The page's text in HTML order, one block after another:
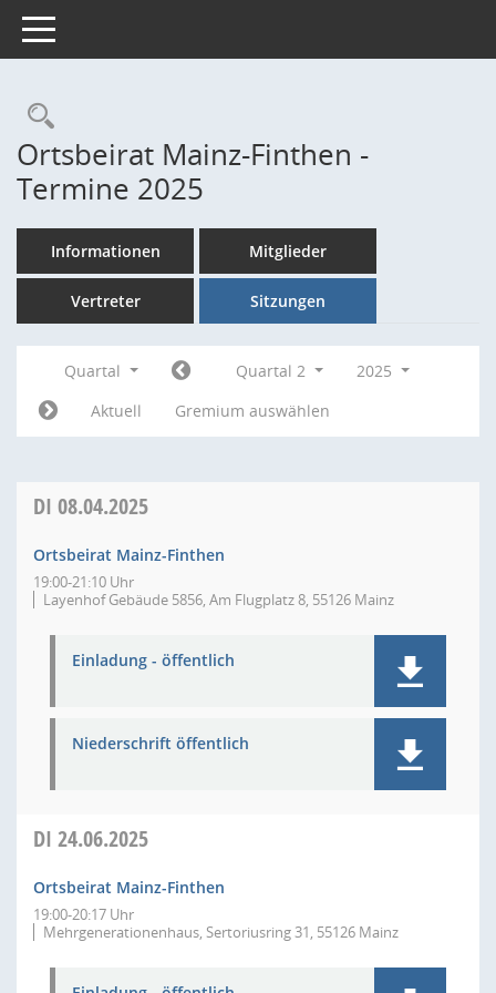
Toggle navigation
Rechercheauswahl
Ortsbeirat Mainz-Finthen -
Termine 2025
Informationen Mitglieder
Vertreter Sitzungen
Quartal Quartal 2
2025
Aktuell
Gremium auswählen
DI 08.04.2025
Ortsbeirat Mainz-Finthen
19:00-21:10 Uhr
Layenhof Gebäude 5856, Am Flugplatz 8, 55126 Mainz
Einladung - öffentlich
Niederschrift öffentlich
DI 24.06.2025
Ortsbeirat Mainz-Finthen
19:00-20:17 Uhr
Mehrgenerationenhaus, Sertoriusring 31, 55126 Mainz